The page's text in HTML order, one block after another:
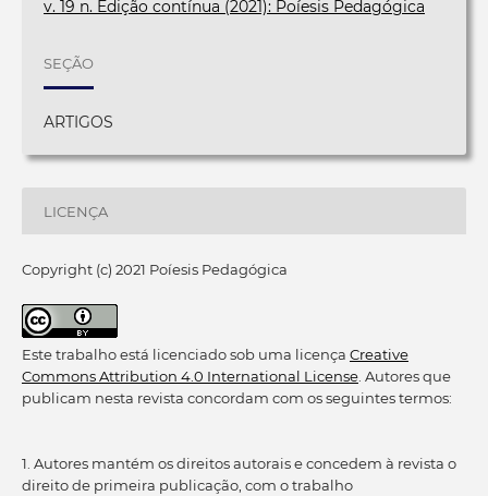
v. 19 n. Edição contínua (2021): Poíesis Pedagógica
SEÇÃO
ARTIGOS
LICENÇA
Copyright (c) 2021 Poíesis Pedagógica
Este trabalho está licenciado sob uma licença Creative
Commons Attribution 4.0 International License. Autores que
publicam nesta revista concordam com os seguintes termos:
1. Autores mantém os direitos autorais e concedem à revista o
direito de primeira publicação, com o trabalho